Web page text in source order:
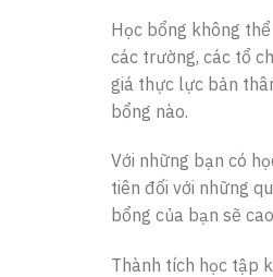
Học bổng không
các trường, các tổ
giá thực lực bản
bổng nào.
Với những bạn có
tiên đối với những
bổng của bạn sẽ
Thành tích học tập